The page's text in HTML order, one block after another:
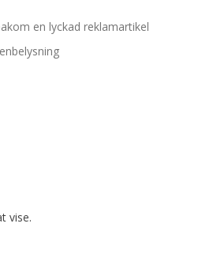
en lyckad reklamartikel
vise.